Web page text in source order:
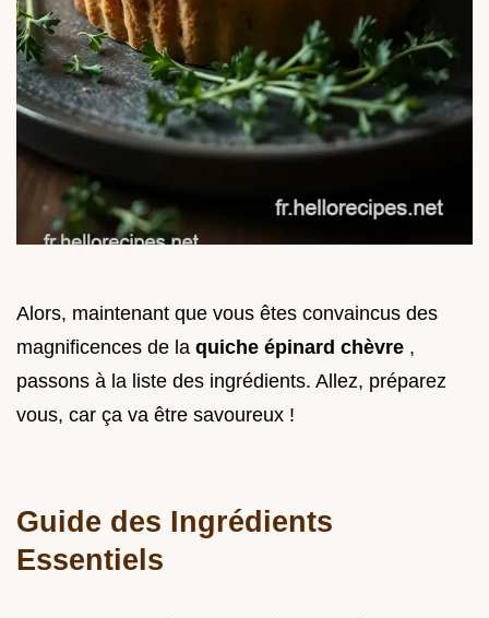
Alors, maintenant que vous êtes convaincus des
magnificences de la quiche épinard chèvre ,
passons à la liste des ingrédients. Allez, préparez
vous, car ça va être savoureux !
Guide des Ingrédients
Essentiels